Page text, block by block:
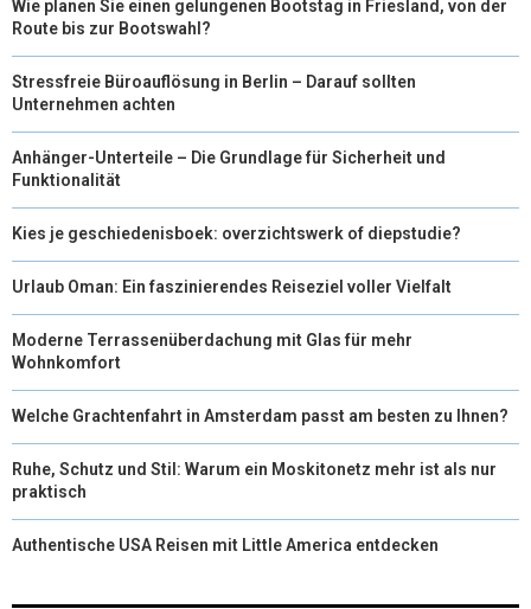
Wie planen Sie einen gelungenen Bootstag in Friesland, von der
Route bis zur Bootswahl?
Stressfreie Büroauflösung in Berlin – Darauf sollten
Unternehmen achten
Anhänger-Unterteile – Die Grundlage für Sicherheit und
Funktionalität
Kies je geschiedenisboek: overzichtswerk of diepstudie?
Urlaub Oman: Ein faszinierendes Reiseziel voller Vielfalt
Moderne Terrassenüberdachung mit Glas für mehr
Wohnkomfort
Welche Grachtenfahrt in Amsterdam passt am besten zu Ihnen?
Ruhe, Schutz und Stil: Warum ein Moskitonetz mehr ist als nur
praktisch
Authentische USA Reisen mit Little America entdecken